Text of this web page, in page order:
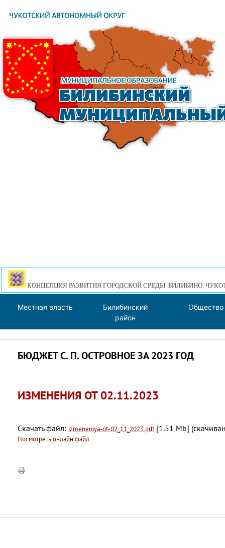
КОНЦЕПЦИЯ РАЗВИТИЯ ГОРОДСКОЙ СРЕДЫ. БИЛИБИНО,
Местная власть
Билибинский
район
Общество
БЮДЖЕТ С. П. ОСТРОВНОЕ ЗА 2023 ГОД
ИЗМЕНЕНИЯ ОТ 02.11.2023
Скачать файл: izmeneniya-ot-02_11_2023.pdf[1.51 Mb]
Посмотреть онлайн файл